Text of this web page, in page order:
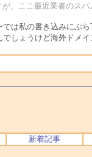
が、ここ最近業者のス
では私の書き込みにぶ
しょうけど海外ドメ
新着記事